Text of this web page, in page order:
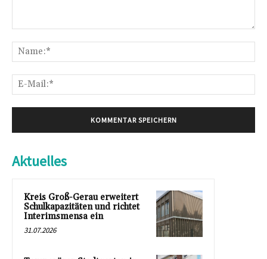
Aktuelles
Kreis Groß-Gerau erweitert
Schulkapazitäten und richtet
Interimsmensa ein
31.07.2026